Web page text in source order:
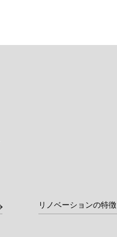
リノベーションの特徴